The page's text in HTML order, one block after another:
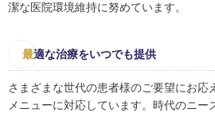
潔な医院環境維持に努めています。
最適な治療をいつでも提供
さまざまな世代の患者様のご要望にお応
メニューに対応しています。時代のニー